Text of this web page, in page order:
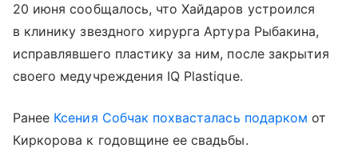
20 июня сообщалось, что Хайдаров устроился
в клинику звездного хирурга Артура Рыбакина,
исправлявшего пластику за ним, после закрытия
своего медучреждения IQ Plastique.
Ранее Ксения Собчак похвасталась подарком от
Киркорова к годовщине ее свадьбы.